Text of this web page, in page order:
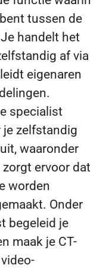
tussen de
handelt het
af via
eigenaren
specialist
je zelfstandig
waaronder
ervoor dat
worden
Onder
begeleid je
maak je CT-